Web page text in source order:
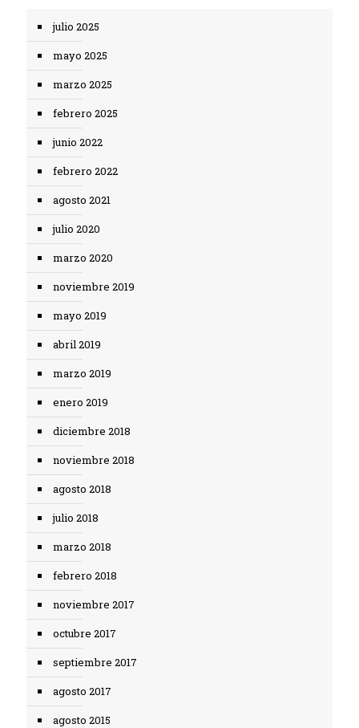
julio 2025
mayo 2025
marzo 2025
febrero 2025
junio 2022
febrero 2022
agosto 2021
julio 2020
marzo 2020
noviembre 2019
mayo 2019
abril 2019
marzo 2019
enero 2019
diciembre 2018
noviembre 2018
agosto 2018
julio 2018
marzo 2018
febrero 2018
noviembre 2017
octubre 2017
septiembre 2017
agosto 2017
agosto 2015